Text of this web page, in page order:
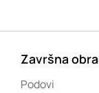
Završna
Podovi